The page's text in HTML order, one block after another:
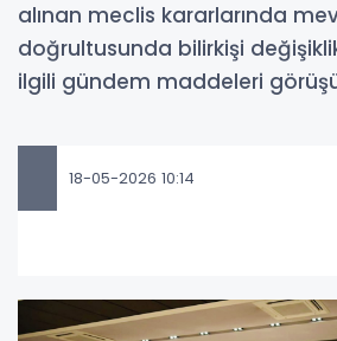
alınan meclis kararlarında
doğrultusunda bilirkişi
ilgili gündem maddeleri
18-05-2026 10:14